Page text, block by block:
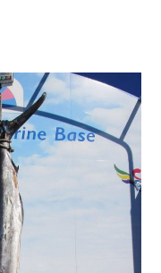
中古艇情報